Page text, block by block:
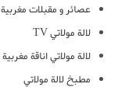
عصائر و مقبلات مغربية
لالة مولاتي TV
لالة مولاتي اناقة مغربية
مطبخ لالة مولاتي